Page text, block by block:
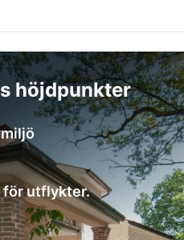
höjdpunkter
för utflykter.